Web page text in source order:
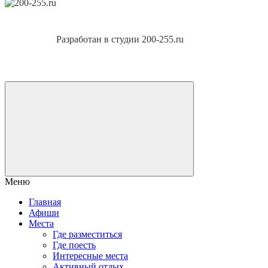
Разработан в студии 200-255.ru
Меню
Главная
Афиши
Места
Где разместиться
Где поесть
Интересные места